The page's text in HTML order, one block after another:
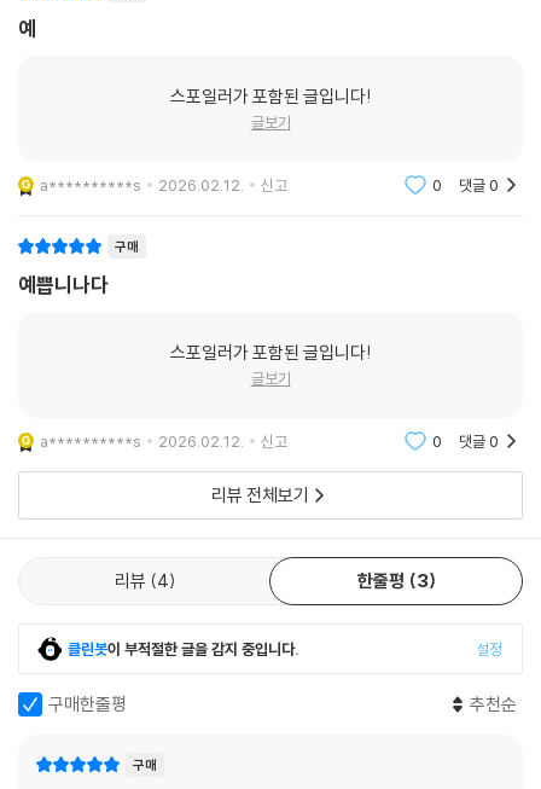
예
스포일러가 포함된 글입니다!
글보기
a**********s 2026.02.12. 신고 0 댓글0
구매
예쁩니나다
스포일러가 포함된 글입니다!
글보기
a**********s 2026.02.12. 신고 0 댓글0
리뷰 전체보기
리뷰 4 한줄평 3
클린봇이 부적절한 글을 감지 중입니다. 설정
구매한줄평 추천순
구매